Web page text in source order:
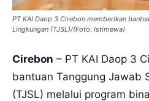
PT KAI Daop 3 Cirebon memberikan
Lingkungan (TJSL)/(Foto: Istimewa)
Cirebon – PT KAI Daop 3
bantuan Tanggung Jawab
(TJSL) melalui program